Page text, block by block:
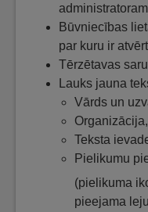
Būvniecības
par kuru ir
Tērzētavas
Lauks jauna
Vārds un
Teksta
Pielikumu
(pielikuma
pieejama